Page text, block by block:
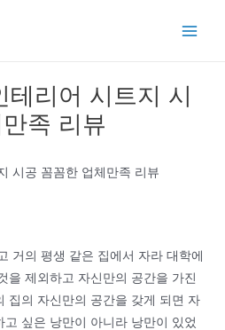
테리어 시트지 시
족 리뷰
시공 꼼꼼한 업체만족 리뷰
거의 평생 같은 집에서 자라 대학에
을 제외하고 자신만의 공간을 가진
집의 자신만의 공간을 갖게 되면 자
싶은 낭만이 아니라 낭만이 있었